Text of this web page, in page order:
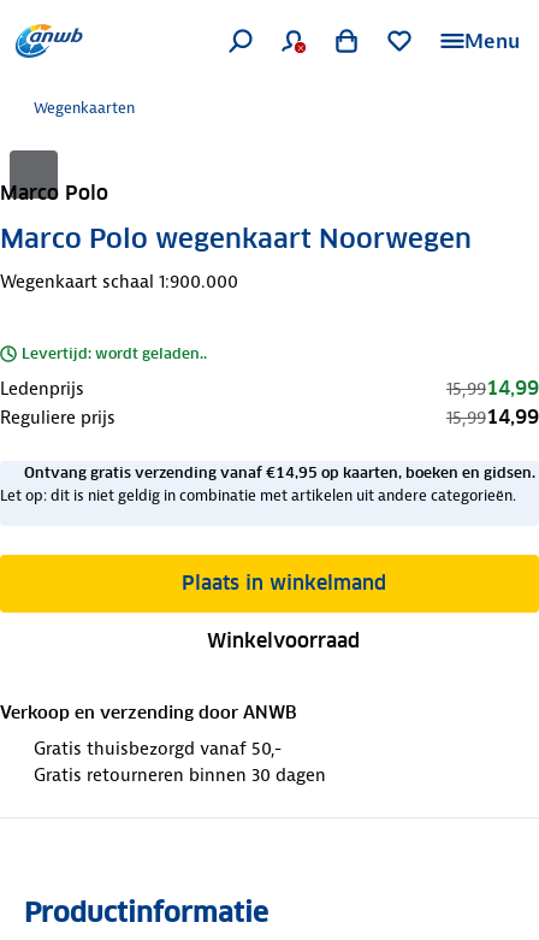
Menu
Wegenkaarten
Marco Polo
Marco Polo wegenkaart Noorwegen
Wegenkaart schaal 1:900.000
Levertijd: wordt geladen..
Ledenprijs 15,9914,99
Reguliere prijs 15,9914,99
Ontvang gratis verzending vanaf €14,95 op kaarten, boeken en gidsen.
Let op: dit is niet geldig in combinatie met artikelen uit andere categorieën.
Plaats in winkelmand
Winkelvoorraad
Verkoop en verzending door ANWB
Gratis thuisbezorgd vanaf 50,-
Gratis retourneren binnen 30 dagen
Productinformatie